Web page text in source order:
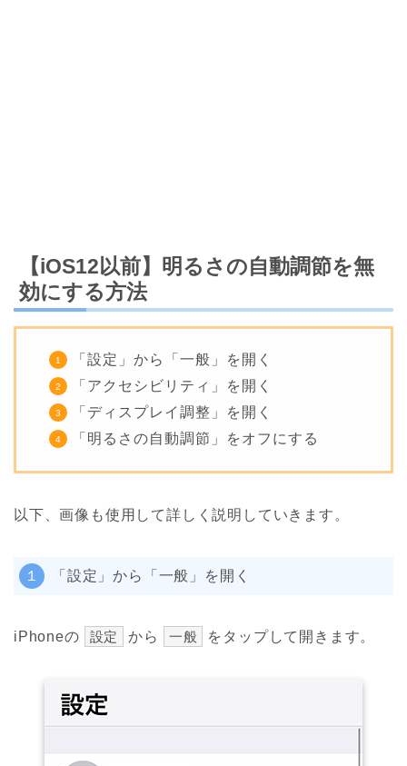
【iOS12以前】明るさの自動調節を無
効にする方法
「設定」から「一般」を開く
「アクセシビリティ」を開く
「ディスプレイ調整」を開く
「明るさの自動調節」をオフにする
以下、画像も使用して詳しく説明していきます。
１ 「設定」から「一般」を開く
iPhoneの 設定 から 一般 をタップして開きます。